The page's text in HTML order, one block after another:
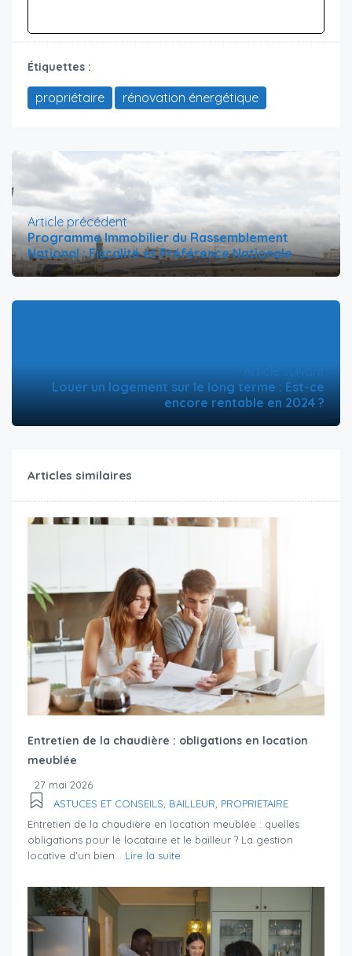
Étiquettes :
propriétaire rénovation énergétique
Article précédent
Programme Immobilier du Rassemblement
National : Fiscalité et Préférence Nationale
Article suivant
Louer un logement sur le long terme : Est-ce
encore rentable en 2024 ?
Articles similaires
Entretien de la chaudière : obligations en location
meublée
27 mai 2026
ASTUCES ET CONSEILS BAILLEUR PROPRIETAIRE
Entretien de la chaudière en location meublée : quelles
obligations pour le locataire et le bailleur ? La gestion
locative d’un bien... Lire la suite